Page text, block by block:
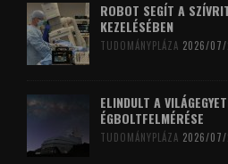
ROBOT SEGÍT A
KEZELÉSÉBEN
TUDOMÁNYPLÁZA 2026/07/
ELINDULT A
ÉGBOLTFELMÉRÉSE
TUDOMÁNYPLÁZA 2026/07/